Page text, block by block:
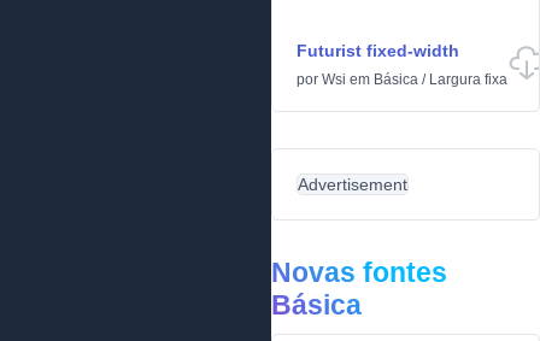
Futurist fixed-width
por Wsi em Básica / Largura fixa
Advertisement
Novas fontes
Básica